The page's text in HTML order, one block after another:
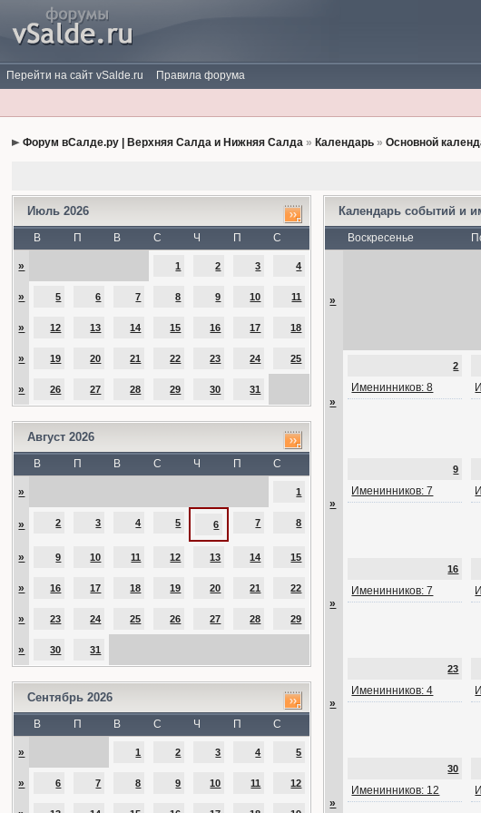
Перейти на сайт vSalde.ru Правила форума
Форум вСалде.ру | Верхняя Салда и Нижняя Салда » Календарь »Основной
Июль 2026
В П В С Ч П С
» 1 2 3 4
» 5 6 7 8 9 10 11
» 12 13 14 15 16 17 18
» 19 20 21 22 23 24 25
» 26 27 28 29 30 31
Август 2026
В П В С Ч П С
» 1
» 2 3 4 5 6 7 8
» 9 10 11 12 13 14 15
» 16 17 18 19 20 21 22
» 23 24 25 26 27 28 29
» 30 31
Сентябрь 2026
В П В С Ч П С
» 1 2 3 4 5
» 6 7 8 9 10 11 12
Календарь событий и
Воскресенье
»
»
2
Именинников: 8
»
9
Именинников: 7
»
16
Именинников: 7
»
23
Именинников: 4
»
30
Именинников: 12